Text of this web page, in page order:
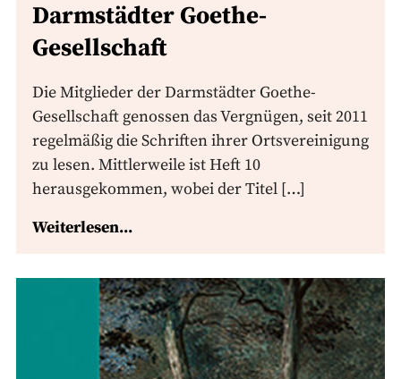
Darmstädter Goethe-
Gesellschaft
Die Mitglieder der Darmstädter Goethe-
Gesellschaft genossen das Vergnügen, seit 2011
regelmäßig die Schriften ihrer Ortsvereinigung
zu lesen. Mittlerweile ist Heft 10
herausgekommen, wobei der Titel […]
Weiterlesen...